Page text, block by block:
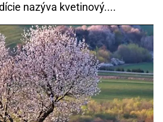
nazýva kvetinový....